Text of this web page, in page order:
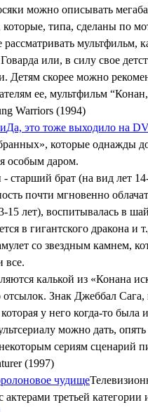
можно описывать
которые, типа, сделаны по
мультфильм,
Говарда или, в силу свое
Детям скорее можно
ее, мультфильм
Warriors (1994)
Да, это тоже выходило на
которые однажды
особым даром.
старший брат (на вид лет
почти мгновенно
15 лет), воспитывалась в
в гигантского
со звездным камнем,
все.
калькой из «Конана
отсылок. Знак Джеббал
у него когда-то была
можно дать,
сериям сценарий
(1997)
чудище
актерами третьей